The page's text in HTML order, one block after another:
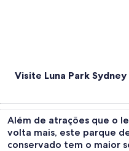
Visite Luna Park Sydney
Além de atrações que o
volta mais, este parque
conservado tem o maior